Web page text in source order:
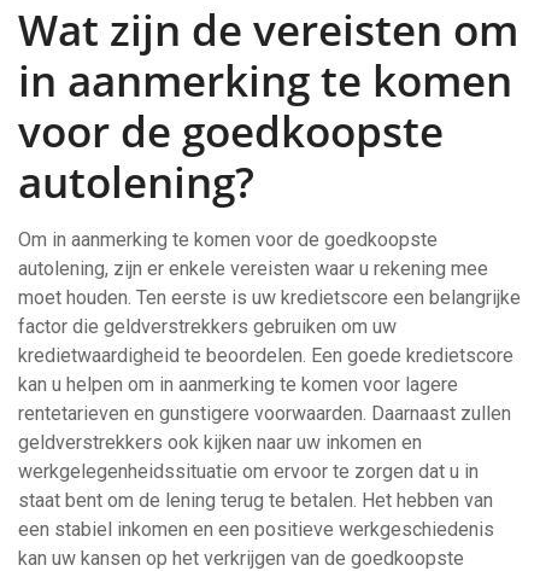
Wat zijn de vereisten om
in aanmerking te komen
voor de goedkoopste
autolening?
Om in aanmerking te komen voor de goedkoopste
autolening, zijn er enkele vereisten waar u rekening mee
moet houden. Ten eerste is uw kredietscore een belangrijke
factor die geldverstrekkers gebruiken om uw
kredietwaardigheid te beoordelen. Een goede kredietscore
kan u helpen om in aanmerking te komen voor lagere
rentetarieven en gunstigere voorwaarden. Daarnaast zullen
geldverstrekkers ook kijken naar uw inkomen en
werkgelegenheidssituatie om ervoor te zorgen dat u in
staat bent om de lening terug te betalen. Het hebben van
een stabiel inkomen en een positieve werkgeschiedenis
kan uw kansen op het verkrijgen van de goedkoopste